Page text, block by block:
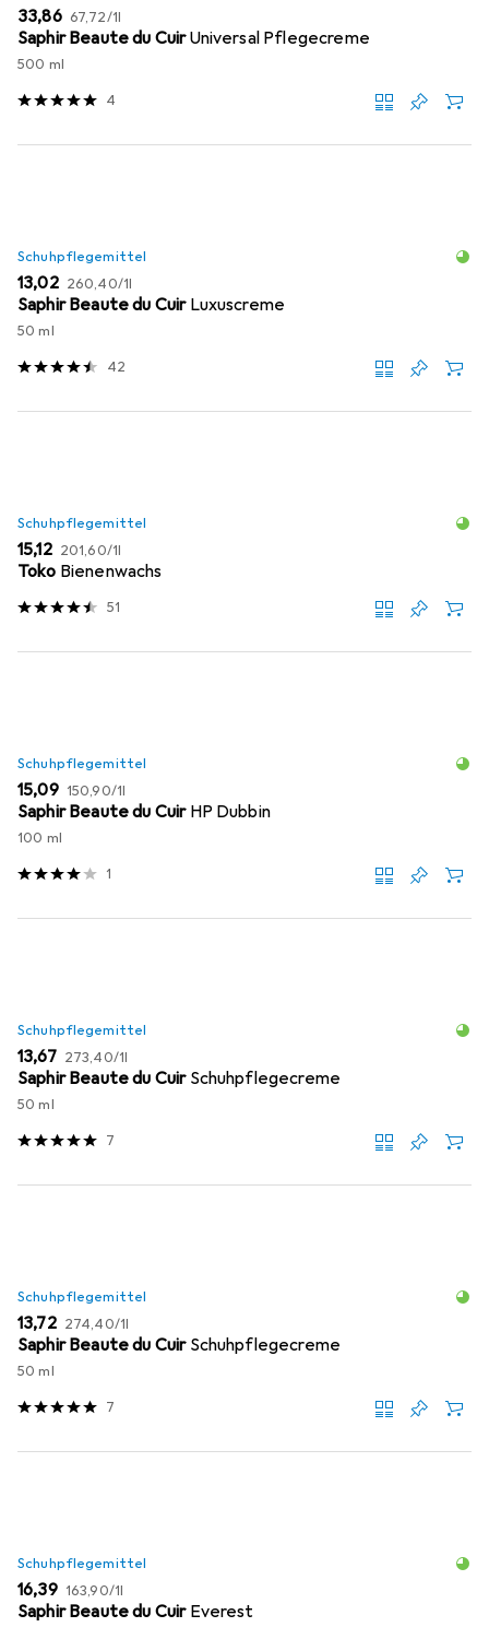
EUR
33,86 EUR
67,72/1l
Saphir Beaute du CuirUniversal Pflegecreme
500 ml
4
Schuhpflegemittel
EUR
13,02 EUR
260,40/1l
Saphir Beaute du Cuir Luxuscreme
50 ml
42
Schuhpflegemittel
EUR
15,12 EUR
201,60/1l
Toko Bienenwachs
51
Schuhpflegemittel
EUR
15,09 EUR
150,90/1l
Saphir Beaute du Cuir HP Dubbin
100 ml
1
Schuhpflegemittel
EUR
13,67 EUR
273,40/1l
Saphir Beaute du Cuir Schuhpflegecreme
50 ml
7
Schuhpflegemittel
EUR
13,72 EUR
274,40/1l
Saphir Beaute du Cuir Schuhpflegecreme
50 ml
7
Schuhpflegemittel
EUR
16,39 EUR
163,90/1l
Saphir Beaute du Cuir Everest